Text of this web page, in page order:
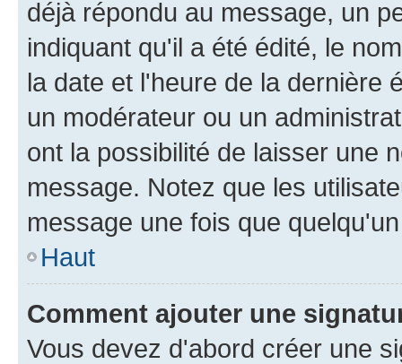
déjà répondu au message, un
indiquant qu'il a été édité, le
la date et l'heure de la dernière
un modérateur ou un
ont la possibilité de laisser une
message. Notez que les
message une fois que
Haut
Comment ajouter une
Vous devez d'abord créer une